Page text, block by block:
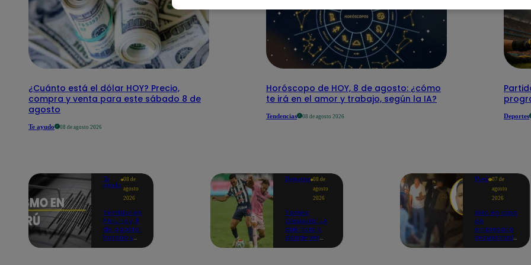
¿Cuánto está el dólar HOY? Precio,
compra y venta para este sábado 8 de
agosto
Te ayudo 08 de agosto 2026
Horóscopo de HOY, 8 de agosto: ¿cómo
te irá en el amor y trabajo, según la IA?
Tendencias 08 de agosto 2026 Deportes
Te
ayudo
08 de
agosto
2026
Temblor en
Perú hoy, 8
de agosto:
horario y
Deportes 08 de
agosto
2026
Torneo
Clausura: ¿A
qué hora y
dónde ver
Perú 07 de
agosto
2026
Giro en caso
de
empresario
secuestrado